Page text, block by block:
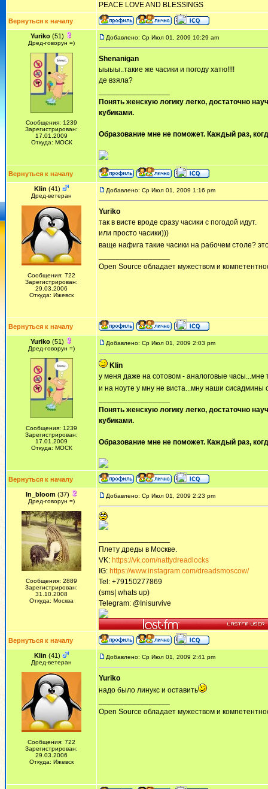
PEACE LOVE AND BLESSINGS
Вернуться к началу
Yuriko (51)
Дред-говорун =)
Сообщения: 1239
Зарегистрирован:
17.01.2009
Откуда: МОСК
Добавлено: Ср Июл 01, 2009 10:29 am
Shenanigan
ыыыы..такие же часики и погоду хатю!!!!
де взяла?
Понять женскую логику легко, достаточно
кубиками.
Образование мне не поможет. Каждый раз,
Вернуться к началу
Klin (41)
Дред-ветеран
Сообщения: 722
Зарегистрирован:
29.03.2006
Откуда: Ижевск
Добавлено: Ср Июл 01, 2009 1:16 pm
Yuriko
так в висте вроде сразу часики с погодой идут.
или просто часики)))
ваще нафига такие часики на рабочем столе?
Open Source обладает мужеством и
Вернуться к началу
Yuriko (51)
Дред-говорун =)
Сообщения: 1239
Зарегистрирован:
17.01.2009
Откуда: МОСК
Добавлено: Ср Июл 01, 2009 2:03 pm
Klin
у меня даже на сотовом - аналоговые часы...мне
и на ноуте у мну не виста...мну наши сисадмины
Понять женскую логику легко, достаточно
кубиками.
Образование мне не поможет. Каждый раз,
Вернуться к началу
In_bloom(37)
Дред-говорун =)
Сообщения: 2889
Зарегистрирован:
31.10.2008
Откуда: Москва
Добавлено: Ср Июл 01, 2009 2:23 pm
Плету дреды в Москве.
VK: https://vk.com/nattydreadlocks
IG: https://www.instagram.com/dreadsmoscow/
Tel: +79150277869
(sms| whats up)
Telegram: @Inisurvive
Вернуться к началу
Klin (41)
Дред-ветеран
Сообщения: 722
Зарегистрирован:
29.03.2006
Откуда: Ижевск
Добавлено: Ср Июл 01, 2009 2:41 pm
Yuriko
надо было линукс и оставить
Open Source обладает мужеством и